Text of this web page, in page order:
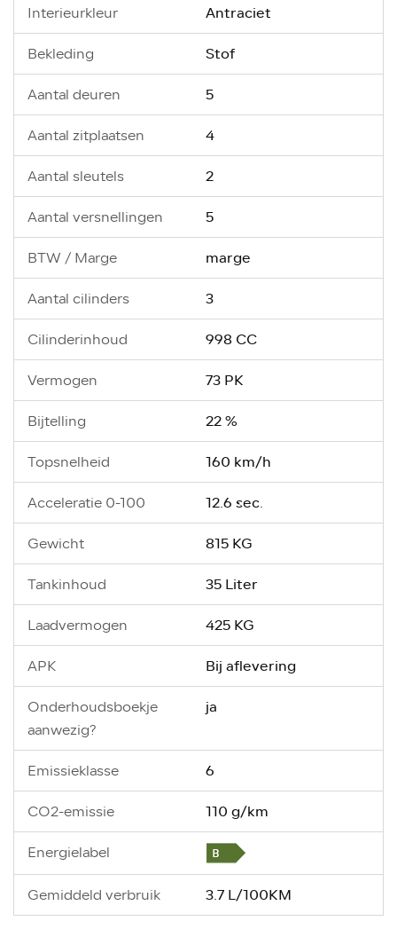
Interieurkleur Antraciet
Bekleding Stof
Aantal deuren 5
Aantal zitplaatsen 4
Aantal sleutels 2
Aantal versnellingen 5
BTW / Marge marge
Aantal cilinders 3
Cilinderinhoud 998 CC
Vermogen 73 PK
Bijtelling 22 %
Topsnelheid 160 km/h
Acceleratie 0-100 12.6 sec.
Gewicht 815 KG
Tankinhoud 35 Liter
Laadvermogen 425 KG
APK Bij aflevering
Onderhoudsboekje
aanwezig?
ja
Emissieklasse 6
CO2-emissie 110 g/km
Energielabel
Gemiddeld verbruik
3.7 L/100KM